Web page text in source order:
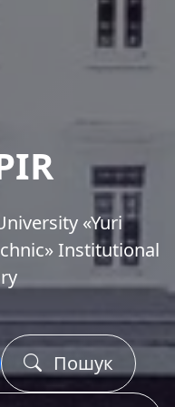
«Yuri
Institutional
Пошук